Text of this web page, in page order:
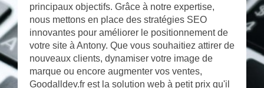
principaux objectifs. Grâce à notre expertise,
nous mettons en place des stratégies SEO
innovantes pour améliorer le positionnement de
votre site à Antony. Que vous souhaitiez attirer de
nouveaux clients, dynamiser votre image de
marque ou encore augmenter vos ventes,
Goodalldev.fr est la solution web à petit prix qu'il